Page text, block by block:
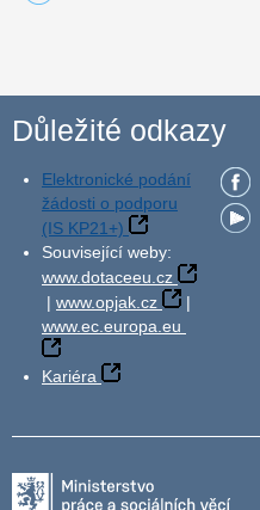
Důležité odkazy
Elektronické podání
žádosti o podporu
(IS KP21+)
Související weby:
www.dotaceeu.cz
| www.opjak.cz
|
www.ec.europa.eu
Kariéra